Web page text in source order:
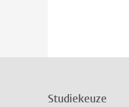
Studiekeuze